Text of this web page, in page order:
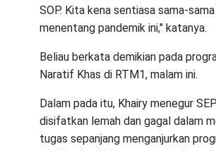
SOP. Kita kena sentiasa sama-
menentang pandemik ini," katanya.
Beliau berkata demikian pada
Naratif Khas di RTM1, malam ini.
Dalam pada itu, Khairy menegur
disifatkan lemah dan gagal dalam
tugas sepanjang menganjurkan